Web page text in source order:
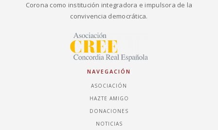
Corona como institución integradora e impulsora de la
convivencia democrática.
NAVEGACIÓN
ASOCIACIÓN
HAZTE AMIGO
DONACIONES
NOTICIAS